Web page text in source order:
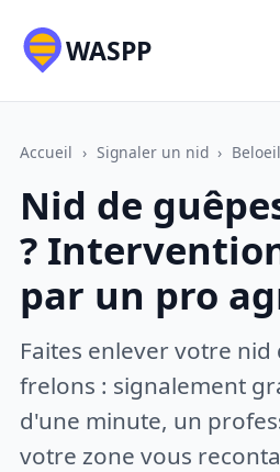
WASPP
Accueil › Signaler un nid › Beloeil
Nid de
?
par un pro
Faites enlever votre
frelons : signalement
d'une minute, un
votre zone vous